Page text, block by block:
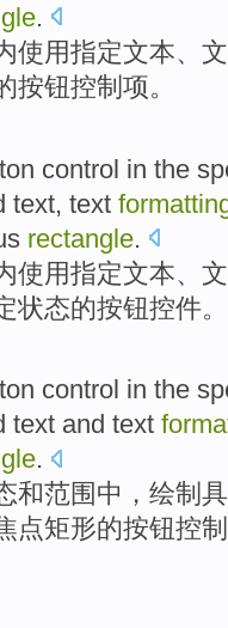
.
使用指定文本、
按钮控制 项。
control in the
text, text
rectangle.
使用指定文本、
状态的按钮控件。
control in the
text and text
.
和范围中 ， 绘制
点矩形的按钮控制